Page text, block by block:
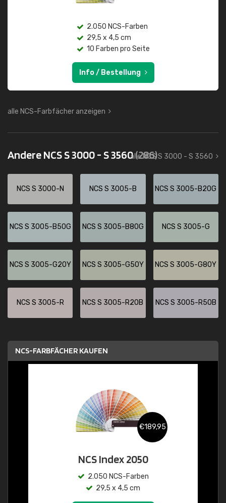
2.050 NCS-Farben
29,5 x 4,5 cm
10 Farben pro Seite
Info / Bestellung
alle NCS-Farbfächer anzeigen
Andere NCS S 3000 - S 3560(286)
alle NCS S 3000 - S 3560
NCS S 3000-N NCS S 3005-B NCS S 3005-B20G
NCS S 3005-B50G NCS S 3005-B80G NCS S 3005-G
NCS S 3005-G20Y NCS S 3005-G50Y NCS S 3005-G80Y
NCS S 3005-R NCS S 3005-R20B NCS S 3005-R50B
NCS-FARBFÄCHER KAUFEN
€189,95
NCS Index 2050
2.050 NCS-Farben
29,5 x 4,5 cm